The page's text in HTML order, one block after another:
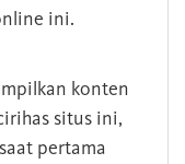
ini.
konten
situs ini,
pertama